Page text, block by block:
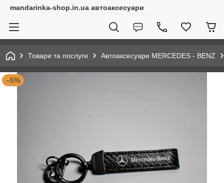
mandarinka-shop.in.ua автоаксесуари
Товари та послуги Автоаксесуари MERCEDES - BENZ
–5%